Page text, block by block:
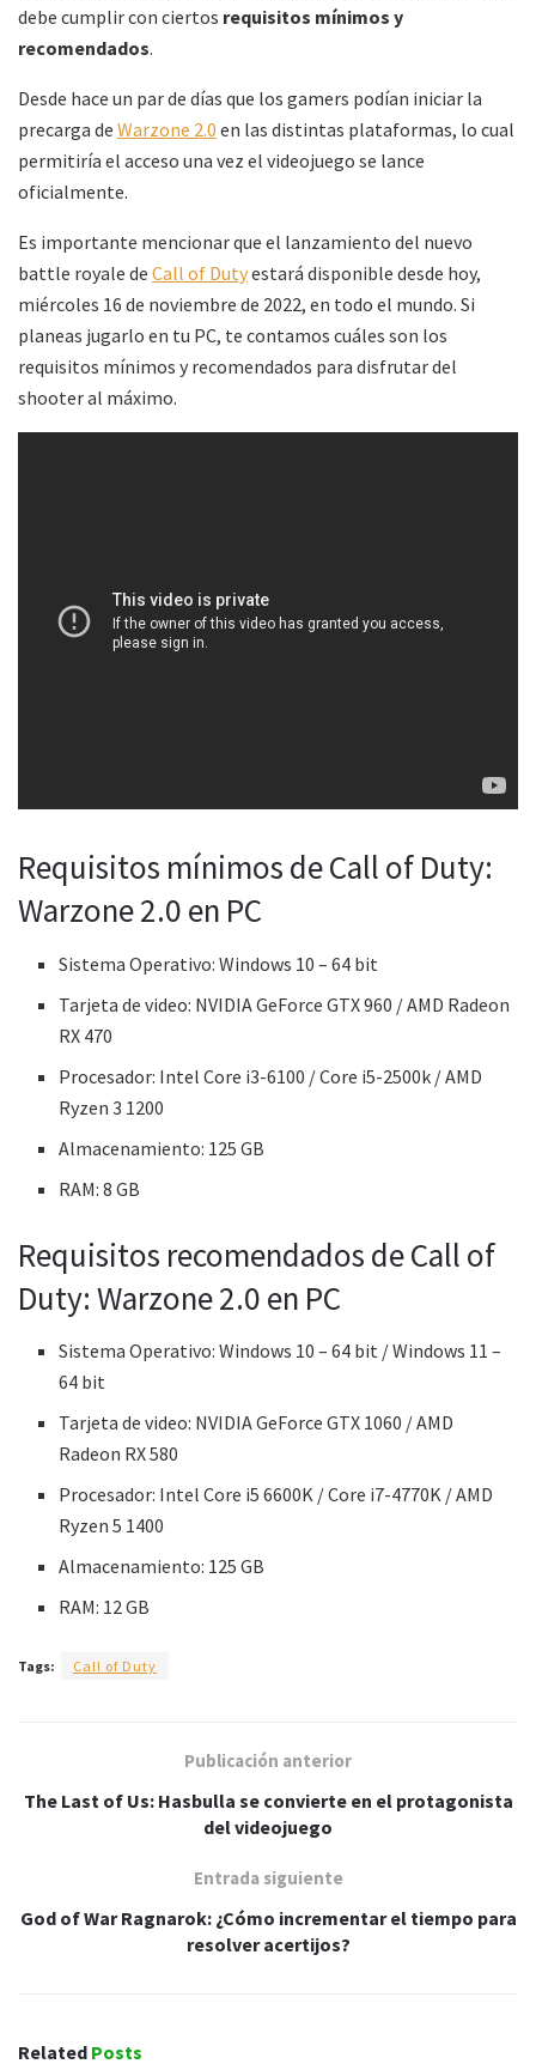
debe cumplir con ciertos requisitos mínimos y
recomendados.
Desde hace un par de días que los gamers podían iniciar la
precarga de Warzone 2.0 en las distintas plataformas, lo cual
permitiría el acceso una vez el videojuego se lance
oficialmente.
Es importante mencionar que el lanzamiento del nuevo
battle royale de Call of Dutyestará disponible desde hoy,
miércoles 16 de noviembre de 2022, en todo el mundo. Si
planeas jugarlo en tu PC, te contamos cuáles son los
requisitos mínimos y recomendados para disfrutar del
shooter al máximo.
Requisitos mínimos de Call of Duty:
Warzone 2.0 en PC
Sistema Operativo: Windows 10 – 64 bit
Tarjeta de video: NVIDIA GeForce GTX 960 / AMD Radeon
RX 470
Procesador: Intel Core i3-6100 / Core i5-2500k / AMD
Ryzen 3 1200
Almacenamiento: 125 GB
RAM: 8 GB
Requisitos recomendados de Call of
Duty: Warzone 2.0 en PC
Sistema Operativo: Windows 10 – 64 bit / Windows 11 –
64 bit
Tarjeta de video: NVIDIA GeForce GTX 1060 / AMD
Radeon RX 580
Procesador: Intel Core i5 6600K / Core i7-4770K / AMD
Ryzen 5 1400
Almacenamiento: 125 GB
RAM: 12 GB
Tags: Call of Duty
Publicación anterior
The Last of Us: Hasbulla se convierte en el protagonista
del videojuego
Entrada siguiente
God of War Ragnarok: ¿Cómo incrementar el tiempo para
resolver acertijos?
Related Posts